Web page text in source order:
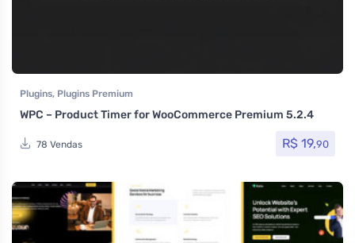
Plugins, Plugins Premium
WPC – Product Timer for WooCommerce Premium 5.2.4
78 Vendas R$ 19,90